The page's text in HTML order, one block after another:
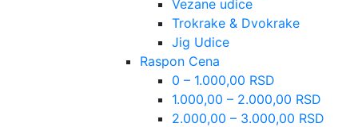
Vezane udice
Trokrake & Dvokrake
Jig Udice
Raspon Cena
0 – 1.000,00 RSD
1.000,00 – 2.000,00 RSD
2.000,00 – 3.000,00 RSD